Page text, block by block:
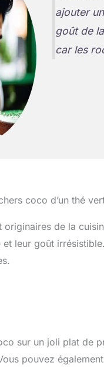
ajouter
goût de
car les
coco d’un thé
originaires de la
leur goût
sur un joli plat de
pouvez